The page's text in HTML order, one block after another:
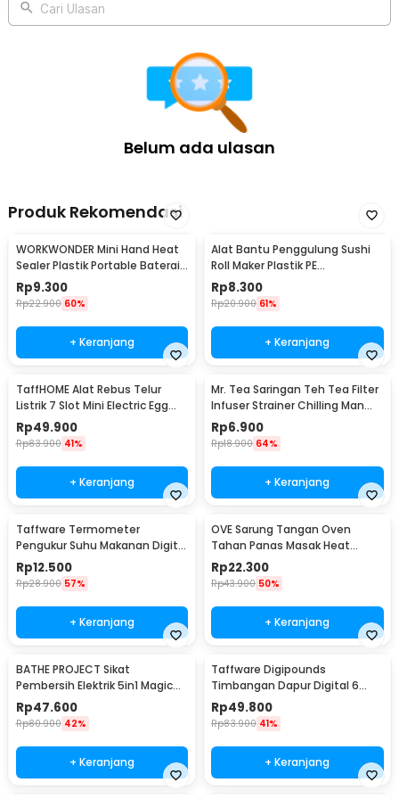
Cari Ulasan
Belum ada ulasan
Produk Rekomendasi
WORKWONDER Mini Hand Heat
Sealer Plastik Portable Baterai
AA - LX2000A
Rp9.300
Rp22.900 60%
+ Keranjang
Alat Bantu Penggulung Sushi
Roll Maker Plastik PE
22x20.5x0.1cm - E1119
Rp8.300
Rp20.900 61%
+ Keranjang
TaffHOME Alat Rebus Telur
Listrik 7 Slot Mini Electric Egg
Cooker 350W - YS-203
Rp49.900
Rp83.900 41%
+ Keranjang
Mr. Tea Saringan Teh Tea Filter
Infuser Strainer Chilling Man
Silicon - MR03
Rp6.900
Rp18.900 64%
+ Keranjang
Taffware Termometer
Pengukur Suhu Makanan Digital
Daging Kopi Susu - TP101
Rp12.500
Rp28.900 57%
+ Keranjang
OVE Sarung Tangan Oven
Tahan Panas Masak Heat
Resistant Gloves - 540F
Rp22.300
Rp43.900 50%
+ Keranjang
BATHE PROJECT Sikat
Pembersih Elektrik 5in1 Magic
Brush Rechargeable - WQ8110
Rp47.600
Rp80.900 42%
+ Keranjang
Taffware Digipounds
Timbangan Dapur Digital 6
Satuan 1kg 0.1g - i2000
Rp49.800
Rp83.900 41%
+ Keranjang